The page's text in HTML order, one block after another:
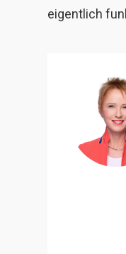
eigentlich